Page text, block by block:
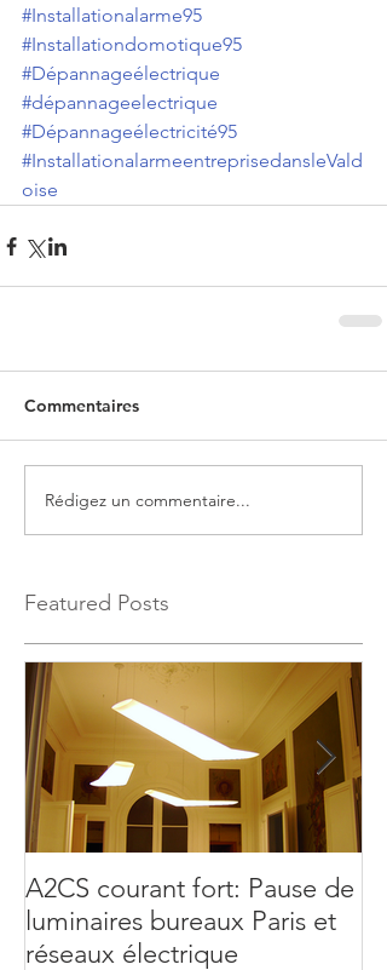
#Installationalarme95
#Installationdomotique95
#Dépannageélectrique
#dépannageelectrique
#Dépannageélectricité95
#InstallationalarmeentreprisedansleVald
oise
Commentaires
Rédigez un commentaire...
Featured Posts
A2CS courant fort: Pause de
luminaires bureaux Paris et
réseaux électrique